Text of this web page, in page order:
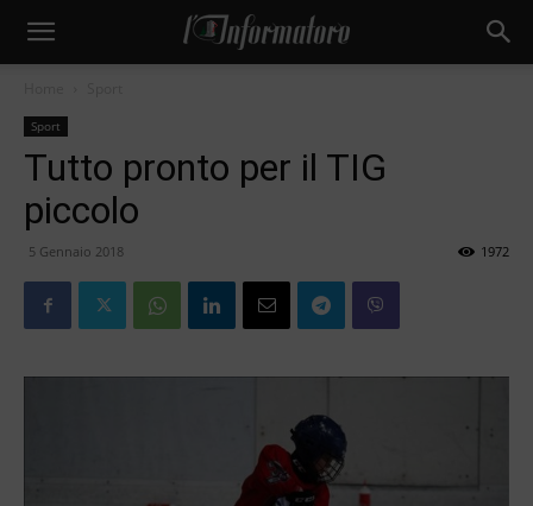
Sport
Tutto pronto per il TIG
piccolo
5 Gennaio 2018 1972